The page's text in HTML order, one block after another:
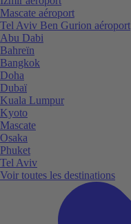
Mascate aéroport
Tel Aviv Ben Gurion aéroport
Abu Dabi
Bahreïn
Bangkok
Doha
Dubaï
Kuala Lumpur
Kyoto
Mascate
Osaka
Phuket
Tel Aviv
Voir toutes les destinations